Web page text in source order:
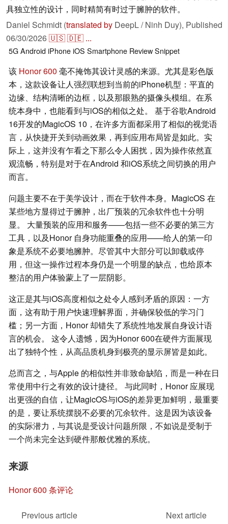
具独立性的设计，同时精简有时过于臃肿的软件。
Daniel Schmidt (translated by DeepL / Ninh Duy), Published
06/30/2026🇺🇸🇩🇪 ...
5GAndroidiPhoneiOS Smartphone Review Snippet
该 Honor 600 毫不掩饰其设计灵感的来源。尤其是彩色版
本，这款设备让人强烈联想到当前的iPhone机型：平直的
边缘、结构清晰的边框，以及那眼熟的摄像头模组。在系
统本身中，也能看到与iOS的相似之处。 基于谷歌Android
16开发的MagicOS 10，在许多方面都采用了相似的视觉语
言，从快捷开关到动画效果，再到应用布局皆是如此。实
际上，这并没有乍看之下那么令人困扰，因为操作依然直
观流畅，特别是对于在Android 和iOS系统之间切换的用户
而言。
问题主要不在于美学设计，而在于软件本身。MagicOS 在
某些地方显得过于臃肿，出厂预装的冗余软件也十分明
显。 大量预装的应用和服务——包括一些不必要的第三方
工具，以及Honor 自身功能重叠的应用——给人的第一印
象是系统不必要地臃肿。尽管其中大部分可以卸载或停
用，但这一操作过程本身仍是一个明显的缺点，也给原本
整洁的用户体验蒙上了一层阴影。
这正是其与iOS高度相似之处令人感到矛盾的原因：一方
面，这有助于用户快速理解界面，并确保较低的学习门
槛；另一方面，Honor 却错失了系统性地发展自身设计语
言的机会。 这令人遗憾，因为Honor 600在硬件方面展现
出了独特个性，从高品质机身到极亮的显示屏皆是如此。
总而言之，与Apple 的相似性并非致命缺陷，而是一种在日
常使用中行之有效的设计捷径。 与此同时，Honor 应展现
出更强的自信，让MagicOS与iOS的差异更加鲜明，最重要
的是，要让系统摆脱不必要的冗余软件。这是因为该设备
的实际潜力，与其说是受设计问题所限，不如说是受制于
一个尚未完全达到硬件那般优雅的系统。
来源
Honor 600 条评论
Previous article
Next article